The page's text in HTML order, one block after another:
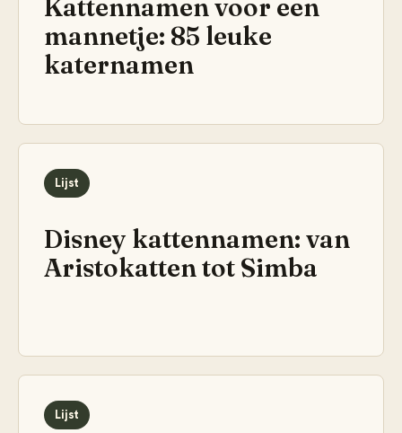
Kattennamen voor een
mannetje: 85 leuke
katernamen
Lijst
Disney kattennamen: van
Aristokatten tot Simba
Lijst